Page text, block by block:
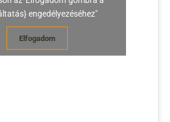
engedélyezéséhez"
Elfogadom